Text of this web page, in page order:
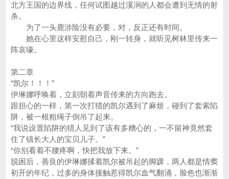
北方王国的边界线，任何试图越过溪涧的人都会遭到无情的射
杀。
为了一头鹿涉险没有必要，对，反正还有时间。
她在心里这样安慰自己，刚一转身，就听见树林里传来一
阵哀嚎。
第二章
“凯尔！！！”
伊琳娜呼唤着，立刻朝着声音传来的方向跑去。
跟担心的一样，第一次打猎的凯尔遇到了麻烦，碰到了套索陷
阱，被一根粗绳子倒吊了起来。
“我说设置陷阱的猎人见到了该有多糟心的，一不留神竟然套
住了镇长大人的宝贝儿子。”
“你别看着不腰疼啊，快把我放下来。”
脱困后，善良的伊琳娜揉着凯尔被吊起的脚踝，两人都是情窦
初开的年纪，过多的身体接触惹得凯尔血气翻涌，脸色也渐渐